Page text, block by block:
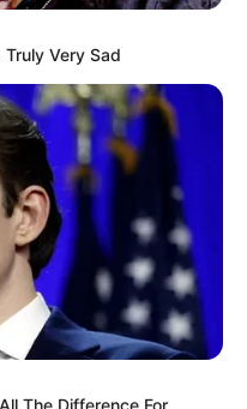
Valerijevna
adjon neki pénzt,
fel neki. Irina
és odaadta az
úgy döntött, hogy
az anya kemény
Very Sad
The Difference For